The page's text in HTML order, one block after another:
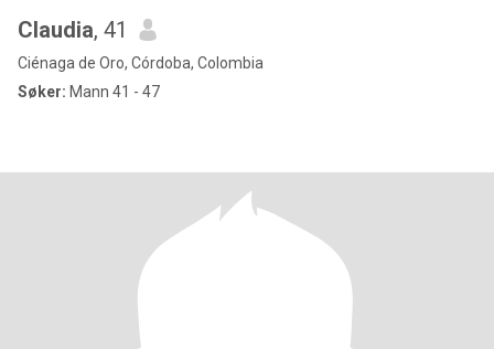
Claudia, 41
Ciénaga de Oro, Córdoba, Colombia
Søker: Mann 41 - 47